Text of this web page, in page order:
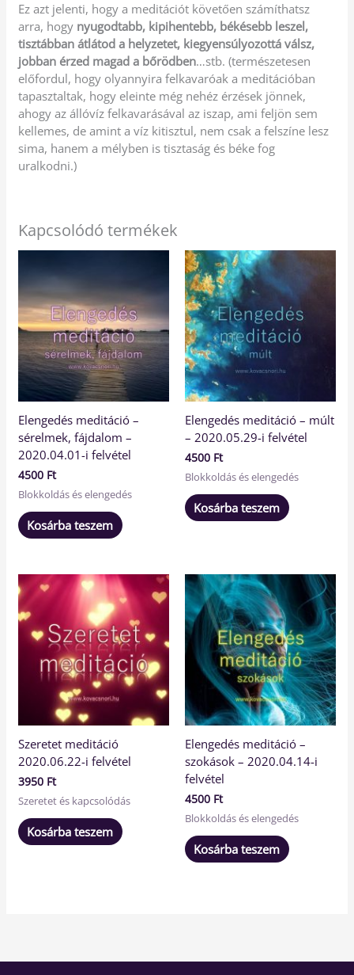
Ez azt jelenti, hogy a meditációt követően számíthatsz
arra, hogy nyugodtabb, kipihentebb, békésebb leszel,
tisztábban átlátod a helyzetet, kiegyensúlyozottá válsz,
jobban érzed magad a bőrödben…stb. (természetesen
előfordul, hogy olyannyira felkavaróak a meditációban
tapasztaltak, hogy eleinte még nehéz érzések jönnek,
ahogy az állóvíz felkavarásával az iszap, ami feljön sem
kellemes, de amint a víz kitisztul, nem csak a felszíne lesz
sima, hanem a mélyben is tisztaság és béke fog
uralkodni.)
Kapcsolódó termékek
Elengedés meditáció –
sérelmek, fájdalom –
2020.04.01-i felvétel
4500 Ft
Blokkoldás és elengedés
Kosárba teszem
Elengedés meditáció – múlt
– 2020.05.29-i felvétel
4500 Ft
Blokkoldás és elengedés
Kosárba teszem
Szeretet meditáció
2020.06.22-i felvétel
3950 Ft
Szeretet és kapcsolódás
Kosárba teszem
Elengedés meditáció –
szokások – 2020.04.14-i
felvétel
4500 Ft
Blokkoldás és elengedés
Kosárba teszem